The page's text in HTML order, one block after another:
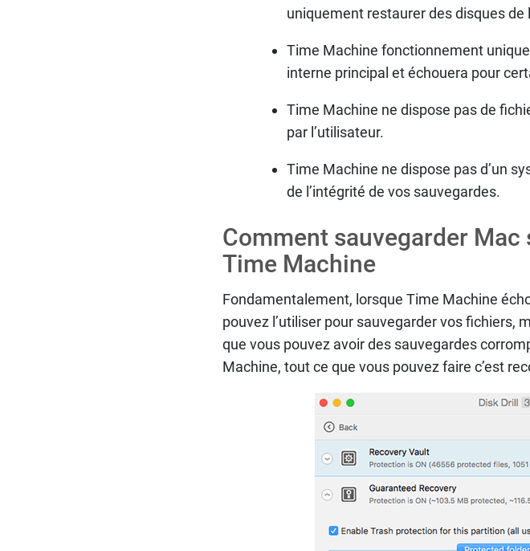
uniquement restaurer des disques de
Time Machine fonctionnement
interne principal et échouera pour
Time Machine ne dispose pas de
par l’utilisateur.
Time Machine ne dispose pas d’un
de l’intégrité de vos sauvegardes.
Comment sauvegarder
Time Machine
Fondamentalement, lorsque Time Machine
pouvez l’utiliser pour sauvegarder vos fichiers,
que vous pouvez avoir des sauvegardes
Machine, tout ce que vous pouvez faire c’est